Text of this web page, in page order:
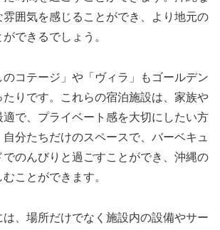
雰囲気を感じることができ、より地元の
できるでしょう。
のコテージ」や「ヴィラ」もゴールデン
たりです。これらの宿泊施設は、家族や
で、プライベート感を大切にしたい方
分たちだけのスペースで、バーベキュ
でのんびりと過ごすことができ、沖縄の
ことができます。
、場所だけでなく施設内の設備やサー